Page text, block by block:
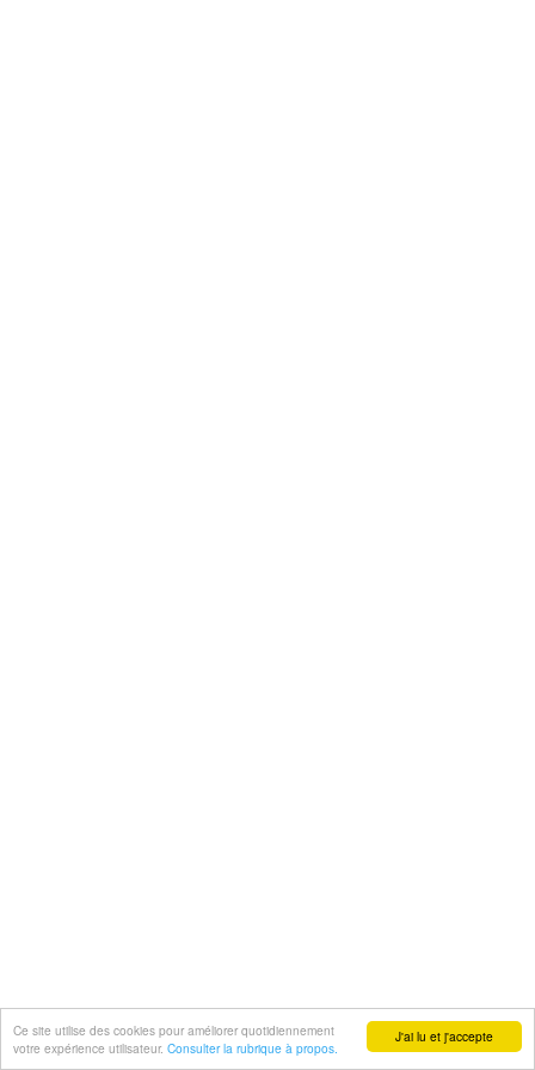
J'ai lu et j'accepte
Ce site utilise des cookies pour améliorer quotidiennement
votre expérience utilisateur. Consulter la rubrique à propos.